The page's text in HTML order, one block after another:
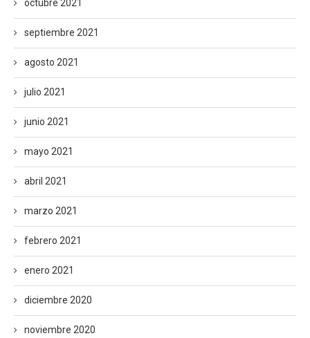
octubre 2021
septiembre 2021
agosto 2021
julio 2021
junio 2021
mayo 2021
abril 2021
marzo 2021
febrero 2021
enero 2021
diciembre 2020
noviembre 2020